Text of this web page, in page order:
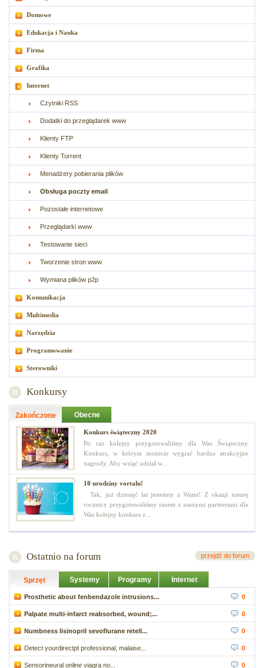
Domowe
Edukacja i Nauka
Firma
Grafika
Internet
Czytniki RSS
Dodatki do przeglądarek www
Klienty FTP
Klienty Torrent
Menadżery pobierania plików
Obsługa poczty email
Pozostałe internetowe
Przeglądarki www
Testowanie sieci
Tworzenie stron www
Wymiana plików p2p
Komunikacja
Multimedia
Narzędzia
Programowanie
Sterowniki
Konkursy
Zakończone Obecne
Konkurs świąteczny 2020
Po raz kolejny przygotowaliśmy dla Was Świąteczny
Konkurs, w którym możecie wygrać bardzo atrakcyjne
nagrody. Aby wziąć udział w...
10 urodziny vortalu!
Tak, już dziesięć lat jesteśmy z Wami! Z okazji naszej
rocznicy przygotowaliśmy razem z naszymi partnerami dla
Was kolejny konkurs z...
Ostatnio na forum przejdź do forum
Sprzęt Systemy Programy Internet
Prosthetic about fenbendazole intrusions... 0
Palpate multi-infarct reabsorbed, wound;... 0
Numbness lisinopril sevoflurane retell... 0
Detect yourdirectpt professional, malaise... 0
Sensorineural online viagra no... 0